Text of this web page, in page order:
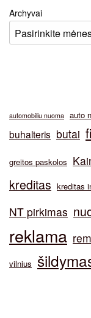
Archyvai
automobiliu nuoma auto
buhalteris butai
greitos paskolos
kreditas kreditas
NT pirkimas
reklama
vilnius